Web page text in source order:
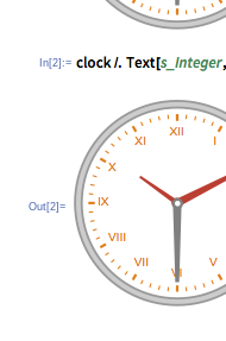
In[2]:=
Out[2]=